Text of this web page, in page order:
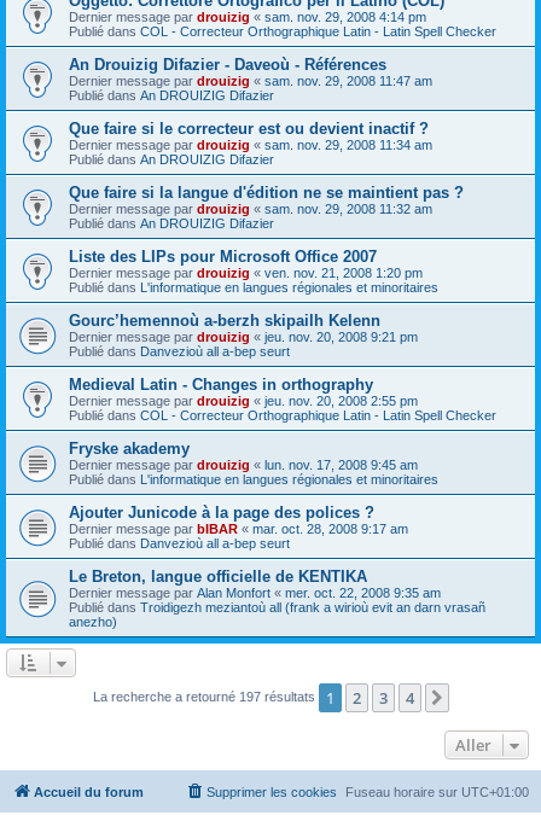
Dernier message par drouizig « sam. nov. 29, 2008 4:14 pm
Publié dans COL - Correcteur Orthographique Latin - Latin Spell Checker
An Drouizig Difazier - Daveoù - Références
Dernier message par drouizig « sam. nov. 29, 2008 11:47 am
Publié dans An DROUIZIG Difazier
Que faire si le correcteur est ou devient inactif ?
Dernier message par drouizig « sam. nov. 29, 2008 11:34 am
Publié dans An DROUIZIG Difazier
Que faire si la langue d'édition ne se maintient pas ?
Dernier message par drouizig « sam. nov. 29, 2008 11:32 am
Publié dans An DROUIZIG Difazier
Liste des LIPs pour Microsoft Office 2007
Dernier message par drouizig « ven. nov. 21, 2008 1:20 pm
Publié dans L'informatique en langues régionales et minoritaires
Gourc’hemennoù a-berzh skipailh Kelenn
Dernier message par drouizig « jeu. nov. 20, 2008 9:21 pm
Publié dans Danvezioù all a-bep seurt
Medieval Latin - Changes in orthography
Dernier message par drouizig « jeu. nov. 20, 2008 2:55 pm
Publié dans COL - Correcteur Orthographique Latin - Latin Spell Checker
Fryske akademy
Dernier message par drouizig « lun. nov. 17, 2008 9:45 am
Publié dans L'informatique en langues régionales et minoritaires
Ajouter Junicode à la page des polices ?
Dernier message par bIBAR « mar. oct. 28, 2008 9:17 am
Publié dans Danvezioù all a-bep seurt
Le Breton, langue officielle de KENTIKA
Dernier message par Alan Monfort « mer. oct. 22, 2008 9:35 am
Publié dans Troidigezh meziantoù all (frank a wirioù evit an darn vrasañ
anezho)
La recherche a retourné 197 résultats 1 2 3 4
Aller
Accueil du forum Fuseau horaire sur UTC+01:00
Supprimer les cookies